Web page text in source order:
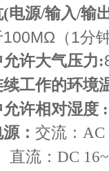
电源/输入/输
100MΩ（1分
许大气压力:
续工作的环境
许相对湿度 :
： 交流： AC
直流： DC